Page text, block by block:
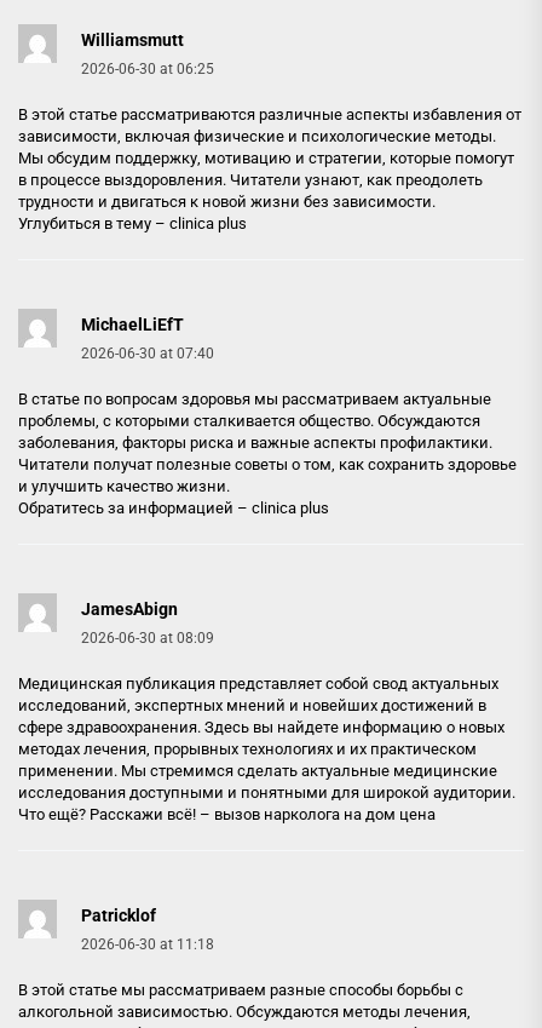
Williamsmutt
2026-06-30 at 06:25
В этой статье рассматриваются различные аспекты избавления от
зависимости, включая физические и психологические методы.
Мы обсудим поддержку, мотивацию и стратегии, которые помогут
в процессе выздоровления. Читатели узнают, как преодолеть
трудности и двигаться к новой жизни без зависимости.
Углубиться в тему – clinica plus
MichaelLiEfT
2026-06-30 at 07:40
В статье по вопросам здоровья мы рассматриваем актуальные
проблемы, с которыми сталкивается общество. Обсуждаются
заболевания, факторы риска и важные аспекты профилактики.
Читатели получат полезные советы о том, как сохранить здоровье
и улучшить качество жизни.
Обратитесь за информацией – clinica plus
JamesAbign
2026-06-30 at 08:09
Медицинская публикация представляет собой свод актуальных
исследований, экспертных мнений и новейших достижений в
сфере здравоохранения. Здесь вы найдете информацию о новых
методах лечения, прорывных технологиях и их практическом
применении. Мы стремимся сделать актуальные медицинские
исследования доступными и понятными для широкой аудитории.
Что ещё? Расскажи всё! – вызов нарколога на дом цена
Patricklof
2026-06-30 at 11:18
В этой статье мы рассматриваем разные способы борьбы с
алкогольной зависимостью. Обсуждаются методы лечения,